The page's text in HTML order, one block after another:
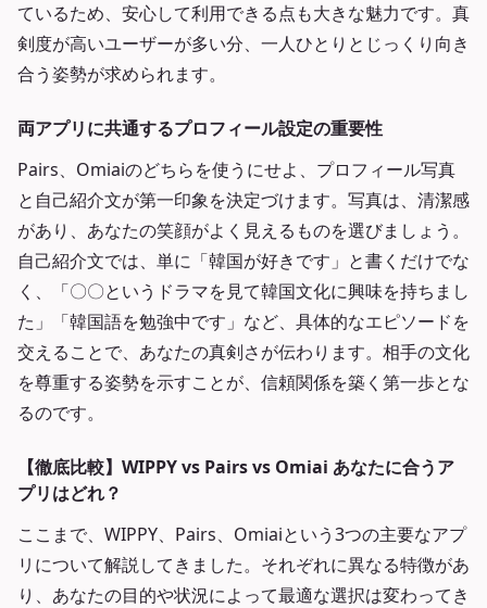
ているため、安心して利用できる点も大きな魅力です。真
剣度が高いユーザーが多い分、一人ひとりとじっくり向き
合う姿勢が求められます。
両アプリに共通するプロフィール設定の重要性
Pairs、Omiaiのどちらを使うにせよ、プロフィール写真
と自己紹介文が第一印象を決定づけます。写真は、清潔感
があり、あなたの笑顔がよく見えるものを選びましょう。
自己紹介文では、単に「韓国が好きです」と書くだけでな
く、「〇〇というドラマを見て韓国文化に興味を持ちまし
た」「韓国語を勉強中です」など、具体的なエピソードを
交えることで、あなたの真剣さが伝わります。相手の文化
を尊重する姿勢を示すことが、信頼関係を築く第一歩とな
るのです。
【徹底比較】WIPPY vs Pairs vs Omiai あなたに合うア
プリはどれ？
ここまで、WIPPY、Pairs、Omiaiという3つの主要なアプ
リについて解説してきました。それぞれに異なる特徴があ
り、あなたの目的や状況によって最適な選択は変わってき